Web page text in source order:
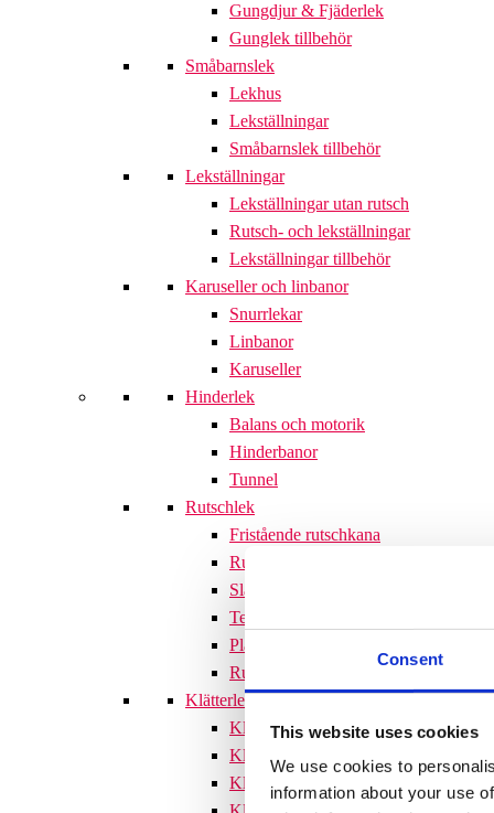
Consent
This website uses cookies
We use cookies to
information about your use
Gungdjur & Fjäderlek
Gunglek tillbehör
Småbarnslek
Lekhus
Lekställningar
Småbarnslek tillbehör
Lekställningar
Lekställningar utan rutsch
Rutsch- och lekställningar
Lekställningar tillbehör
Karuseller och linbanor
Snurrlekar
Linbanor
Karuseller
Hinderlek
Balans och motorik
Hinderbanor
Tunnel
Rutschlek
Fristående rutschkana
Rutschkanor till lekställningar
Släntrutschkana
Terrängtrappor
Plattformar
Rutschlek tillbehör
Klätterlek
Klätterställningar
Klätterställning med rutschkana
Klätternät